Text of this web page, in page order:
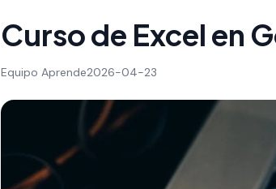
Curso de Excel en
Equipo Aprende2026-04-23